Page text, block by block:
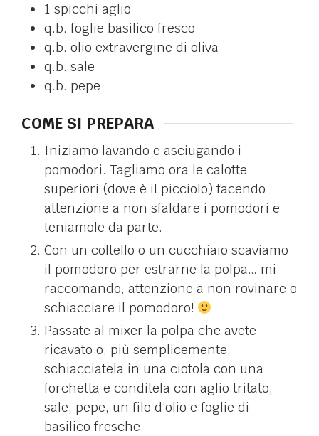
1 spicchi aglio
q.b. foglie basilico fresco
q.b. olio extravergine di oliva
q.b. sale
q.b. pepe
COME SI PREPARA
Iniziamo lavando e asciugando i
pomodori. Tagliamo ora le calotte
superiori (dove è il picciolo) facendo
attenzione a non sfaldare i pomodori e
teniamole da parte.
Con un coltello o un cucchiaio scaviamo
il pomodoro per estrarne la polpa… mi
raccomando, attenzione a non rovinare o
schiacciare il pomodoro!
Passate al mixer la polpa che avete
ricavato o, più semplicemente,
schiacciatela in una ciotola con una
forchetta e conditela con aglio tritato,
sale, pepe, un filo d’olio e foglie di
basilico fresche.